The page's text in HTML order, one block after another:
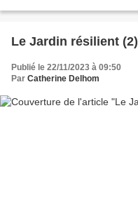
Le Jardin résilient (2)
Publié le 22/11/2023 à 09:50
Par Catherine Delhom